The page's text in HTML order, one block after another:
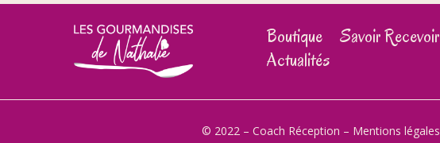
Boutique Savoir Recevoir
Actualités
© 2022 – Coach Réception – Mentions légales